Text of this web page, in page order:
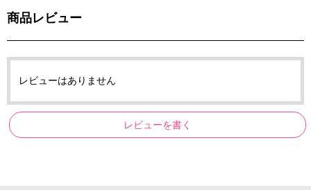
商品レビュー
レビューはありません
レビューを書く